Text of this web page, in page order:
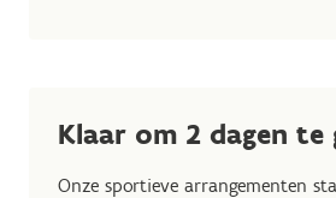
Klaar om 2 dagen te
Onze sportieve arrangementen